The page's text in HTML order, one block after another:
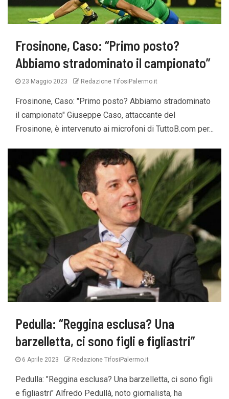
Frosinone, Caso: “Primo posto?
Abbiamo stradominato il campionato”
23 Maggio 2023 Redazione TifosiPalermo.it
Frosinone, Caso: "Primo posto? Abbiamo stradominato
il campionato" Giuseppe Caso, attaccante del
Frosinone, è intervenuto ai microfoni di TuttoB.com per...
Pedulla: “Reggina esclusa? Una
barzelletta, ci sono figli e figliastri”
6 Aprile 2023 Redazione TifosiPalermo.it
Pedulla: "Reggina esclusa? Una barzelletta, ci sono figli
e figliastri" Alfredo Pedullà, noto giornalista, ha